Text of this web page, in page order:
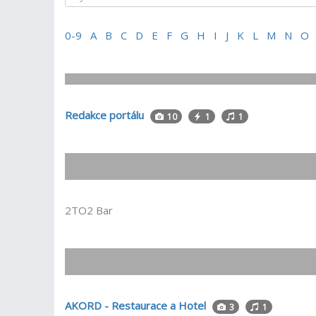
0-9 A B C D E F G H I J K L M N O
Redakce portálu 10 1 1
2TO2 Bar
AKORD - Restaurace a Hotel 3 1